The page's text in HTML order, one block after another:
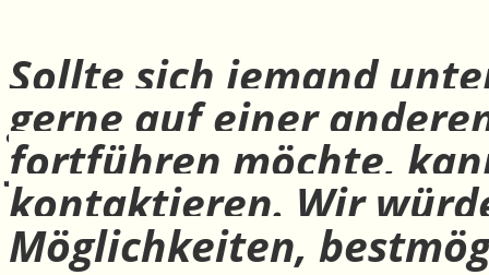
Sollte sich jemand
gerne auf einer
fortführen möchte,
kontaktieren. Wir
Möglichkeiten,